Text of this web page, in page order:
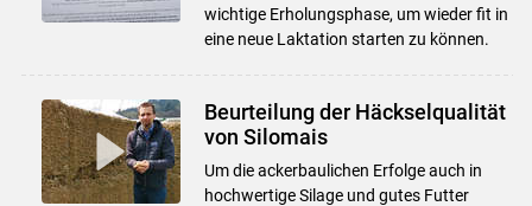
wichtige Erholungsphase, um wieder fit in
eine neue Laktation starten zu können.
Beurteilung der Häckselqualität
von Silomais
Um die ackerbaulichen Erfolge auch in
hochwertige Silage und gutes Futter